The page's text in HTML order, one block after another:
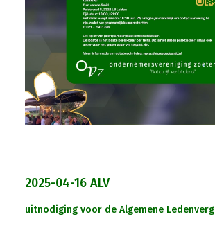
2025-04-16 ALV
uitnodiging voor de Algemene